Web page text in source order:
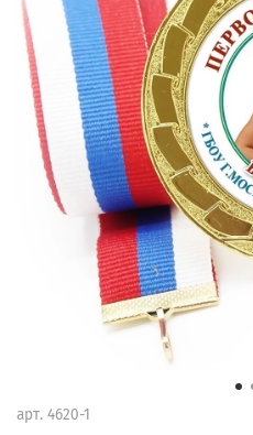
арт. 4620-1